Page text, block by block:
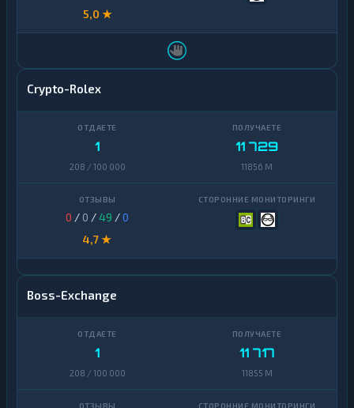
5,0 ★
Crypto-Rolex
1
208 / 100 000
11 729
11856 M
0 / 0 / 49 /0
4,7 ★
Boss-Exchange
1
208 / 100 000
11 717
11855 M